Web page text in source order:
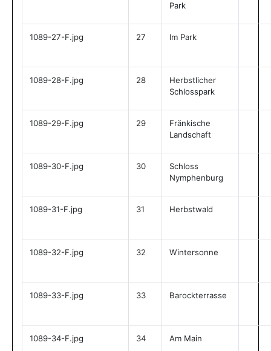
Park
1089-27-F.jpg 27 Im Park
1089-28-F.jpg 28
Herbstlicher
Schlosspark
1089-29-F.jpg 29
Fränkische
Landschaft
1089-30-F.jpg 30
Schloss
Nymphenburg
1089-31-F.jpg 31 Herbstwald
1089-32-F.jpg 32 Wintersonne
1089-33-F.jpg 33 Barockterrasse
1089-34-F.jpg 34 Am Main